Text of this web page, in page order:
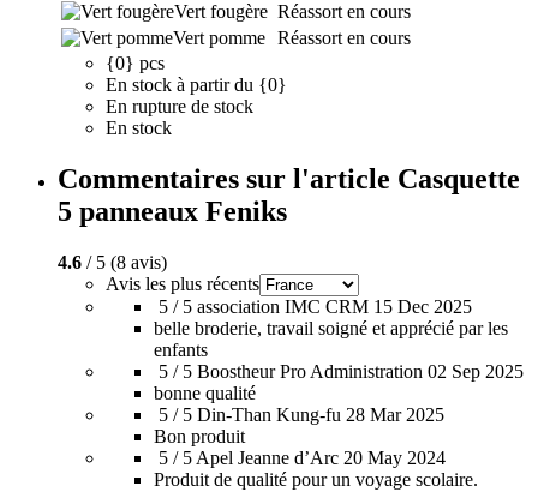
Vert fougère Réassort en cours
Vert pomme Réassort en cours
{0} pcs
En stock à partir du {0}
En rupture de stock
En stock
Commentaires sur l'article Casquette
5 panneaux Feniks
4.6 / 5 (8 avis)
Avis les plus récents
5 / 5 association IMC CRM 15 Dec 2025
belle broderie, travail soigné et apprécié par les
enfants
5 / 5 Boostheur Pro Administration 02 Sep 2025
bonne qualité
5 / 5 Din-Than Kung-fu 28 Mar 2025
Bon produit
5 / 5 Apel Jeanne d’Arc 20 May 2024
Produit de qualité pour un voyage scolaire.